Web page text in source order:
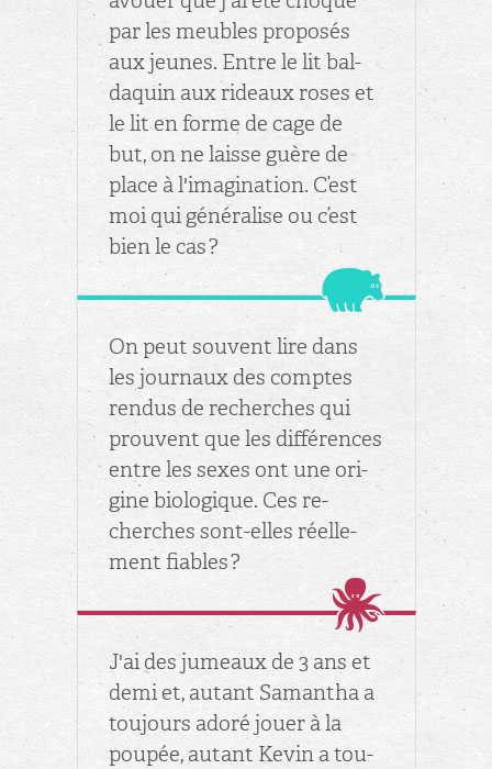
par les meubles pro­po­sés
aux jeunes. Entre le lit bal­
da­quin aux ri­deaux roses et
le lit en forme de cage de
but, on ne laisse guère de
place à l'ima­gi­na­tion. C’est
moi qui gé­né­ra­lise ou c’est
bien le cas ?
On peut sou­vent lire dans
les jour­naux des comptes
ren­dus de re­cherches qui
prouvent que les dif­fé­rences
entre les sexes ont une ori­
gine bio­lo­gique. Ces re­
cherches sont-elles réel­le­
ment fiables ?
J'ai des ju­meaux de 3 ans et
demi et, au­tant Sa­man­tha a
tou­jours adoré jouer à la
pou­pée, au­tant Kevin a tou­